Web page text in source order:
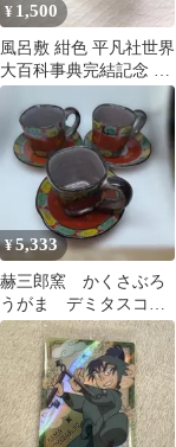
¥ 1,500
風呂敷 紺色 平凡社世界
大百科事典完結記念 昭
和43年
¥5,333
赫三郎窯 かくさぶろ
うがま デミタスコー
ヒーカップ ソーサ
ー 3客